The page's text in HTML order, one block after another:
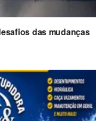
das mudanças